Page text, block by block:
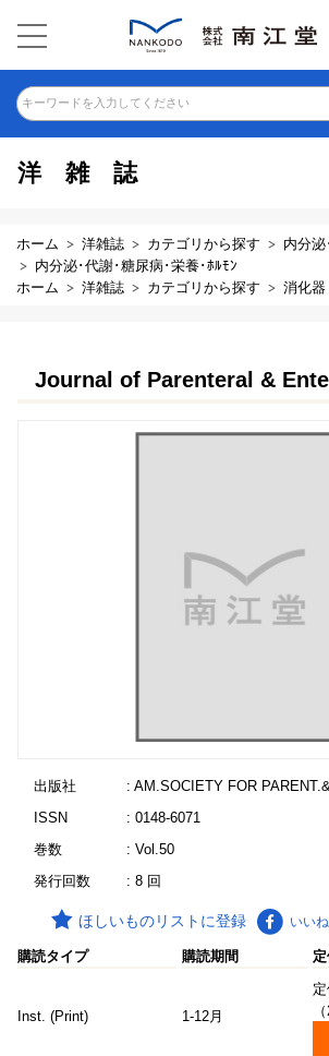
キーワードを入力してください
洋雑誌
ホーム 洋雑誌 カテゴリから探す
内分
内分泌･代謝･糖尿病･栄養･ﾎﾙﾓﾝ
ホーム
洋雑誌 カテゴリから探す 消化器
Journal of Parenteral &
出版社
: AM.SOCIETY FOR
ISSN
: 0148-6071
巻数
: Vol.50
発行回数
: 8 回
ほしいものリストに登録 いいね
購読タイプ 購読期間
Inst. (Print) 1-12月